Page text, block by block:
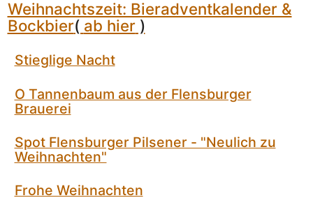
Weihnachtszeit: Bieradventkalender &
Bockbier( ab hier)
Stieglige Nacht
O Tannenbaum aus der Flensburger
Brauerei
Spot Flensburger Pilsener - "Neulich zu
Weihnachten"
Frohe Weihnachten